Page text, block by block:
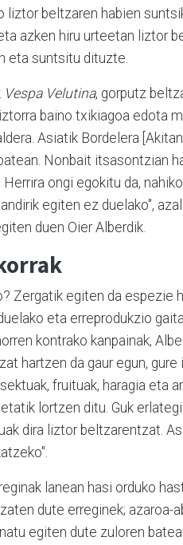
liztor beltzaren habien
azken hiru urteetan liztor
eta suntsitu dituzte.
Vespa Velutina, gorputz
baino txikiagoa edota
Asiatik Bordelera
Nonbait itsasontzian
ongi egokitu da,
egiten ez duelako",
duen Oier Alberdik.
Zergatik egiten da espezie
eta erreprodukzio
kontrako kanpainak,
hartzen da gaur egun,
fruituak, haragia eta
lortzen ditu. Guk
dira liztor beltzarentzat.
lanean hasi orduko
dute erreginek; azaroa-
egiten dute zuloren